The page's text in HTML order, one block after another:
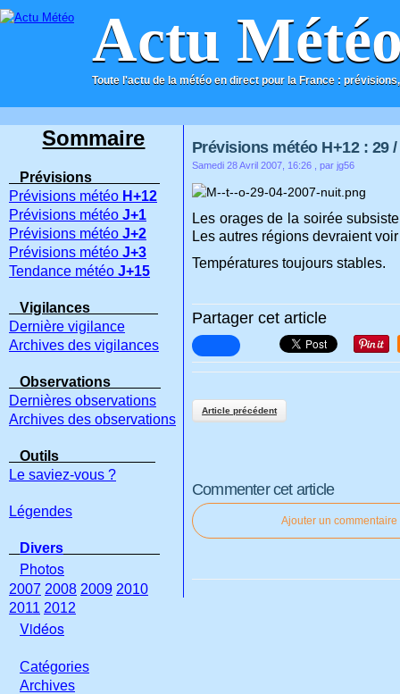
Actu
Toute l'actu de la météo en direct pour la France :
ACCUEIL CONTACT
Prévisions météo H+12 : 29
Samedi 28 Avril 2007, 16:26 , par jg56
Les orages de la soirée
Les autres régions devraient
Températures toujours stables.
Partager cet article
Article précédent
Commenter cet article
Ajouter un commentaire
Sommaire
Prévisions
Prévisions météo H+12
Prévisions météo J+1
Prévisions météo J+2
Prévisions météo J+3
Tendance météo J+15
Vigilances
Dernière vigilance
Archives des vigilances
Observations
Dernières observations
Archives des observations
Outils
Le saviez-vous ?
Légendes
Divers
Photos
2007 2008 2009 2010
2011 2012
Vidéos
Catégories
Archives